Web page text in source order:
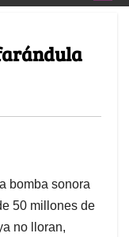
bomba sonora
50 millones de
no lloran,